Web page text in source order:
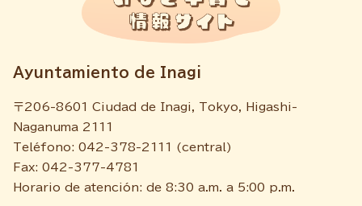
Ayuntamiento de Inagi
〒206-8601 Ciudad de Inagi, Tokyo, Higashi-
Naganuma 2111
Teléfono: 042-378-2111 (central)
Fax: 042-377-4781
Horario de atención: de 8:30 a.m. a 5:00 p.m.